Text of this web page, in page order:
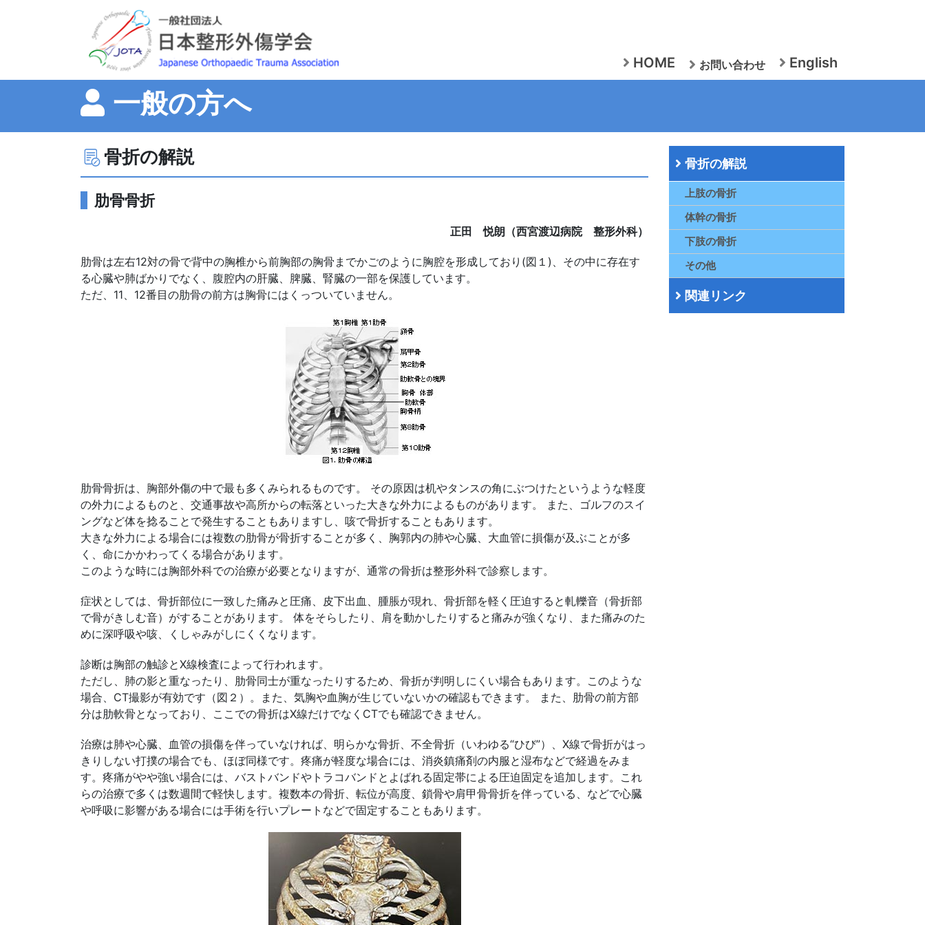
HOME お問い合わせ English
一般の方へ
骨折の解説
肋骨骨折
正田 悦朗（西宮渡辺病院 整形外科）
肋骨は左右12対の骨で背中の胸椎から前胸部の胸骨までかごのように胸腔を形成しており(図１)、その中に存在す
る心臓や肺ばかりでなく、腹腔内の肝臓、脾臓、腎臓の一部を保護しています。
ただ、11、12番目の肋骨の前方は胸骨にはくっついていません。
肋骨骨折は、胸部外傷の中で最も多くみられるものです。 その原因は机やタンスの角にぶつけたというような軽度
の外力によるものと、交通事故や高所からの転落といった大きな外力によるものがあります。 また、ゴルフのスイ
ングなど体を捻ることで発生することもありますし、咳で骨折することもあります。
大きな外力による場合には複数の肋骨が骨折することが多く、胸郭内の肺や心臓、大血管に損傷が及ぶことが多
く、命にかかわってくる場合があります。
このような時には胸部外科での治療が必要となりますが、通常の骨折は整形外科で診察します。
症状としては、骨折部位に一致した痛みと圧痛、皮下出血、腫脹が現れ、骨折部を軽く圧迫すると軋轢音（骨折部
で骨がきしむ音）がすることがあります。 体をそらしたり、肩を動かしたりすると痛みが強くなり、また痛みのた
めに深呼吸や咳、くしゃみがしにくくなります。
診断は胸部の触診とX線検査によって行われます。
ただし、肺の影と重なったり、肋骨同士が重なったりするため、骨折が判明しにくい場合もあります。このような
場合、CT撮影が有効です（図２）。また、気胸や血胸が生じていないかの確認もできます。 また、肋骨の前方部
分は肋軟骨となっており、ここでの骨折はX線だけでなくCTでも確認できません。
治療は肺や心臓、血管の損傷を伴っていなければ、明らかな骨折、不全骨折（いわゆる“ひび”）、X線で骨折がはっ
きりしない打撲の場合でも、ほぼ同様です。疼痛が軽度な場合には、消炎鎮痛剤の内服と湿布などで経過をみま
す。疼痛がやや強い場合には、バストバンドやトラコバンドとよばれる固定帯による圧迫固定を追加します。これ
らの治療で多くは数週間で軽快します。複数本の骨折、転位が高度、鎖骨や肩甲骨骨折を伴っている、などで心臓
や呼吸に影響がある場合には手術を行いプレートなどで固定することもあります。
骨折の解説
上肢の骨折
体幹の骨折
下肢の骨折
その他
関連リンク